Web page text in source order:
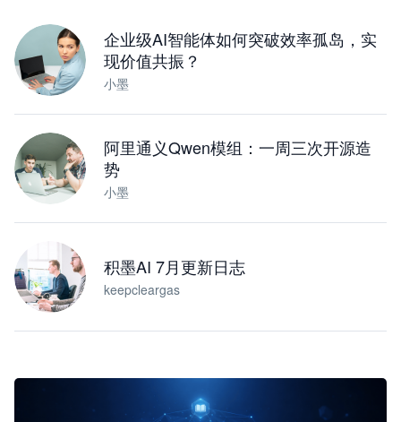
企业级AI智能体如何突破效率孤岛，实
现价值共振？
小墨
阿里通义Qwen模组：一周三次开源造
势
小墨
积墨AI 7月更新日志
keepcleargas